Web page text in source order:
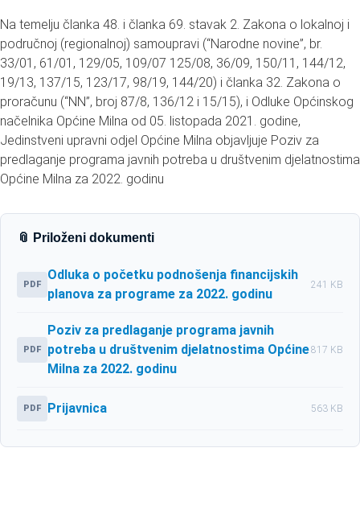
Na temelju članka 48. i članka 69. stavak 2. Zakona o lokalnoj i
područnoj (regionalnoj) samoupravi (“Narodne novine”, br.
33/01, 61/01, 129/05, 109/07 125/08, 36/09, 150/11, 144/12,
19/13, 137/15, 123/17, 98/19, 144/20) i članka 32. Zakona o
proračunu (“NN”, broj 87/8, 136/12 i 15/15), i Odluke Općinskog
načelnika Općine Milna od 05. listopada 2021. godine,
Jedinstveni upravni odjel Općine Milna objavljuje Poziv za
predlaganje programa javnih potreba u društvenim djelatnostima
Općine Milna za 2022. godinu
📎 Priloženi dokumenti
PDF
Odluka o početku podnošenja financijskih
planova za programe za 2022. godinu
241 KB
PDF
Poziv za predlaganje programa javnih
potreba u društvenim djelatnostima Općine
Milna za 2022. godinu
817 KB
PDF Prijavnica 563 KB